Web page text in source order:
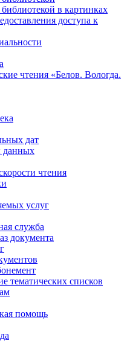
в картинках
доступа к
чтения «Белов. Вологда.
дат
данных
чтения
услуг
служба
документа
тематических списков
помощь